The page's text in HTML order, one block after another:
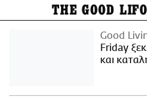
THE GOOD LIFO
Good
Friday
και